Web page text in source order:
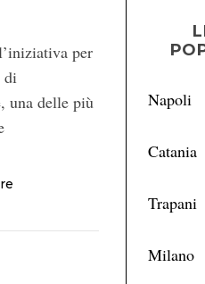
per
di
una delle più
Napoli
Catania
Trapani
Milano